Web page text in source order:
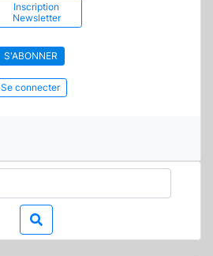
Inscription
Newsletter
S'ABONNER
Se connecter